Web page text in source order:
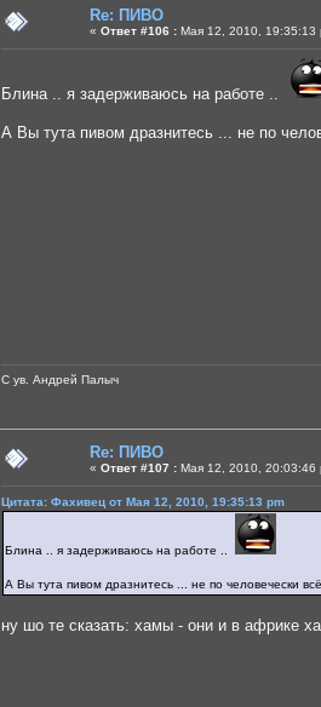
Re: ПИВО
« Ответ #106 : Мая 12, 2010, 19:35:13
Блина .. я задерживаюсь на работе ..
А Вы тута пивом дразнитесь ... не по
С ув. Андрей Палыч
Re: ПИВО
« Ответ #107 : Мая 12, 2010, 20:03:46
Цитата: Фахивец от Мая 12, 2010, 19:35:13 pm
Блина .. я задерживаюсь на работе ..
А Вы тута пивом дразнитесь ... не по человечески
ну шо те сказать: хамы - они и в африке